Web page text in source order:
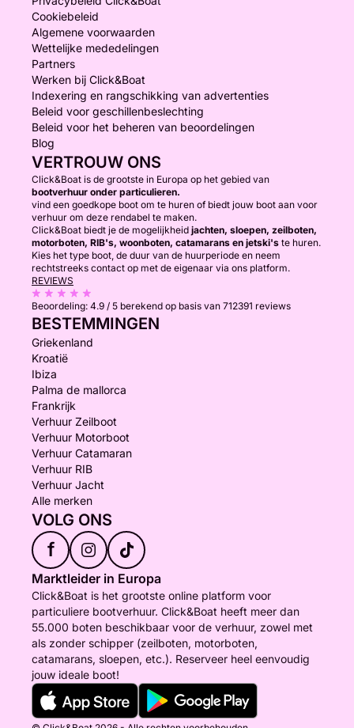
Cookiebeleid
Algemene voorwaarden
Wettelijke mededelingen
Partners
Werken bij Click&Boat
Indexering en rangschikking van advertenties
Beleid voor geschillenbeslechting
Beleid voor het beheren van beoordelingen
Blog
VERTROUW ONS
Click&Boat is de grootste in Europa op het gebied van
bootverhuur onder particulieren.
vind een goedkope boot om te huren of biedt jouw boot aan voor
verhuur om deze rendabel te maken.
Click&Boat biedt je de mogelijkheid jachten, sloepen, zeilboten,
motorboten, RIB's, woonboten, catamarans en jetski's te huren.
Kies het type boot, de duur van de huurperiode en neem
rechtstreeks contact op met de eigenaar via ons platform.
REVIEWS
Beoordeling: 4.9 / 5 berekend op basis van 712391 reviews
BESTEMMINGEN
Griekenland
Kroatië
Ibiza
Palma de mallorca
Frankrijk
Verhuur Zeilboot
Verhuur Motorboot
Verhuur Catamaran
Verhuur RIB
Verhuur Jacht
Alle merken
VOLG ONS
f
Marktleider in Europa
Click&Boat is het grootste online platform voor
particuliere bootverhuur. Click&Boat heeft meer dan
55.000 boten beschikbaar voor de verhuur, zowel met
als zonder schipper (zeilboten, motorboten,
catamarans, sloepen, etc.). Reserveer heel eenvoudig
jouw ideale boot!